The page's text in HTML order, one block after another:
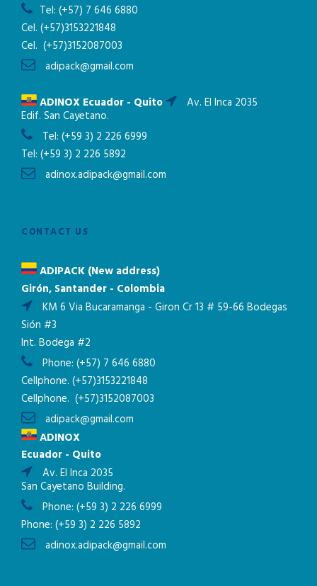
Tel: (+57) 7 646 6880
Cel. (+57)3153221848
Cel. (+57)3152087003
adipack@gmail.com
ADINOX Ecuador - Quito Av. El Inca 2035
Edif. San Cayetano.
Tel: (+59 3) 2 226 6999
Tel: (+59 3) 2 226 5892
adinox.adipack@gmail.com
CONTACT US
ADIPACK (New address)
Girón, Santander - Colombia
KM 6 Via Bucaramanga - Giron Cr 13 # 59-66 Bodegas
Sión #3
Int. Bodega #2
Phone: (+57) 7 646 6880
Cellphone. (+57)3153221848
Cellphone. (+57)3152087003
adipack@gmail.com
ADINOX
Ecuador - Quito
Av. El Inca 2035
San Cayetano Building.
Phone: (+59 3) 2 226 6999
Phone: (+59 3) 2 226 5892
adinox.adipack@gmail.com